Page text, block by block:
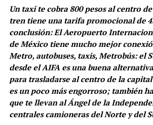
TEMAS RELACIONADOS:
CABO SAN LUCAS
CENTRO HISTÓRICO
CERVEZA
CIUDAD DE
DESMANES
DESTACADA FIESTA
PASEO DE LA REFORMA
PASIÓN PATADAS
ZÓCALO
A CONTINUACIÓN
La gran experiencia de viajar en el
Buenavista
y fortaleciendo cadenas de suministro
La Sedena tendrá que abrir las puertas y
transparente, pues hay que recordar
pasados se dio a conocer que
carpetas de investigación contra una
proveedores de dicha Secretaría por
fiscal y sobreprecios que rondan los
pesos, lo que ha generado que se ponga
varios contratos, como el de placas
señalado serían de mala calidad.
Un taxi te cobra 800 pesos al centro
tren tiene una tarifa promocional de
conclusión: El Aeropuerto
de México tiene mucho mejor
Metro, autobuses, taxis, Metrobús: el
desde el AIFA es una buena
para trasladarse al centro de la
es un poco más engorroso; también
que te llevan al Ángel de la
centrales camioneras del Norte y del